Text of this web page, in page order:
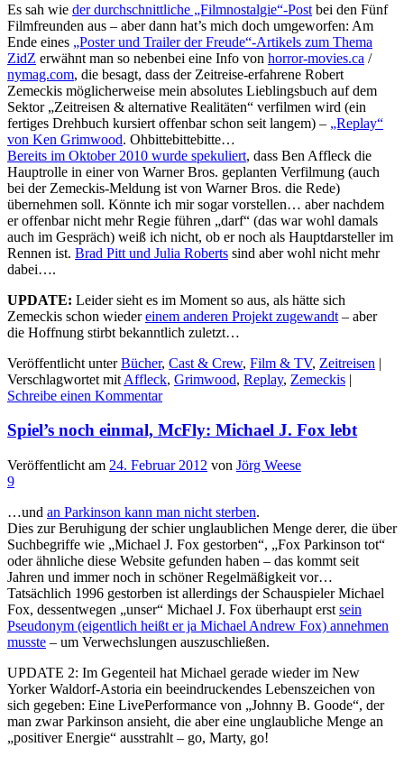
Es sah wie der durchschnittliche „Filmnostalgie“-Post bei den Fünf
Filmfreunden aus – aber dann hat’s mich doch umgeworfen: Am
Ende eines „Poster und Trailer der Freude“-Artikels zum Thema
ZidZ erwähnt man so nebenbei eine Info von horror-movies.ca /
nymag.com, die besagt, dass der Zeitreise-erfahrene Robert
Zemeckis möglicherweise mein absolutes Lieblingsbuch auf dem
Sektor „Zeitreisen & alternative Realitäten“ verfilmen wird (ein
fertiges Drehbuch kursiert offenbar schon seit langem) – „Replay“
von Ken Grimwood. Ohbittebittebitte…
Bereits im Oktober 2010 wurde spekuliert, dass Ben Affleck die
Hauptrolle in einer von Warner Bros. geplanten Verfilmung (auch
bei der Zemeckis-Meldung ist von Warner Bros. die Rede)
übernehmen soll. Könnte ich mir sogar vorstellen… aber nachdem
er offenbar nicht mehr Regie führen „darf“ (das war wohl damals
auch im Gespräch) weiß ich nicht, ob er noch als Hauptdarsteller im
Rennen ist. Brad Pitt und Julia Roberts sind aber wohl nicht mehr
dabei….
UPDATE: Leider sieht es im Moment so aus, als hätte sich
Zemeckis schon wiedereinem anderen Projekt zugewandt – aber
die Hoffnung stirbt bekanntlich zuletzt…
Veröffentlicht unter Bücher, Cast & Crew, Film & TV, Zeitreisen |
Verschlagwortet mit Affleck, Grimwood, Replay, Zemeckis |
Schreibe einen Kommentar
Spiel’s noch einmal, McFly: Michael J. Fox lebt
Veröffentlicht am 24. Februar 2012 von Jörg Weese
9
…und an Parkinson kann man nicht sterben.
Dies zur Beruhigung der schier unglaublichen Menge derer, die über
Suchbegriffe wie „Michael J. Fox gestorben“, „Fox Parkinson tot“
oder ähnliche diese Website gefunden haben – das kommt seit
Jahren und immer noch in schöner Regelmäßigkeit vor…
Tatsächlich 1996 gestorben ist allerdings der Schauspieler Michael
Fox, dessentwegen „unser“ Michael J. Fox überhaupt erst sein
Pseudonym (eigentlich heißt er ja Michael Andrew Fox) annehmen
musste – um Verwechslungen auszuschließen.
UPDATE 2: Im Gegenteil hat Michael gerade wieder im New
Yorker Waldorf-Astoria ein beeindruckendes Lebenszeichen von
sich gegeben: Eine LivePerformance von „Johnny B. Goode“, der
man zwar Parkinson ansieht, die aber eine unglaubliche Menge an
„positiver Energie“ ausstrahlt – go, Marty, go!